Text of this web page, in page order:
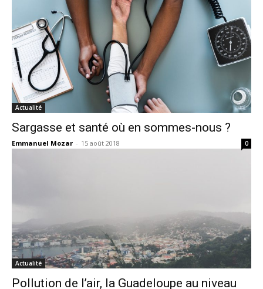
Actualité
Sargasse et santé où en sommes-nous ?
Emmanuel Mozar - 15 août 2018 0
Actualité
Pollution de l’air, la Guadeloupe au niveau